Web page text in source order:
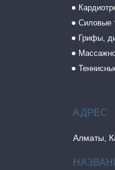
Силовые
Грифы,
Алматы,